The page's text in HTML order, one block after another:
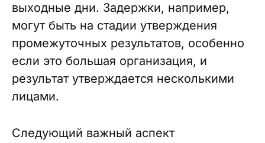
выходные дни. Задержки, например,
могут быть на стадии утверждения
промежуточных результатов, особенно
если это большая организация, и
результат утверждается несколькими
лицами.
Следующий важный аспект